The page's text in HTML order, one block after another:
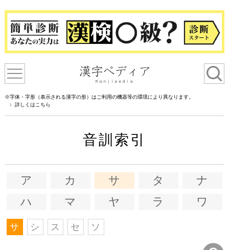
※字体・字形（表示される漢字の形）はご利用の機器等の環境により異なります。
詳しくはこちら
音訓索引
ア カ サ タ
ナ
ハ
マ ヤ ラ ワ
サ シ ス セ ソ